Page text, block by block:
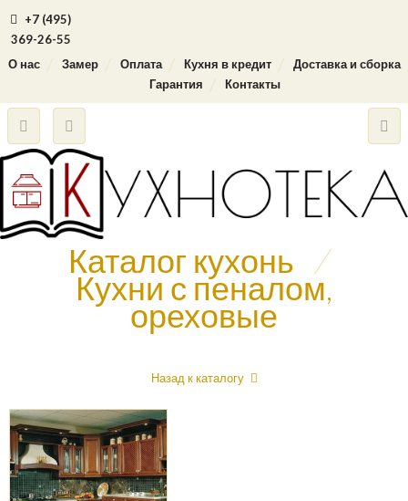
+7 (495)
369-26-55
О нас
Замер Оплата Кухня в кредит
Доставка и сборка
Гарантия
Контакты
Каталог кухонь /
Кухни с пеналом,
ореховые
Назад к каталогу